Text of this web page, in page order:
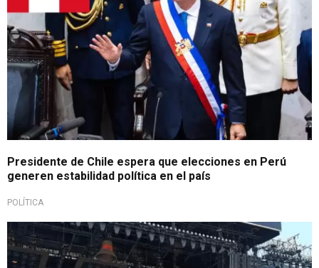
Presidente de Chile espera que elecciones en Perú
generen estabilidad política en el país
POLÍTICA
Hecho lamentable